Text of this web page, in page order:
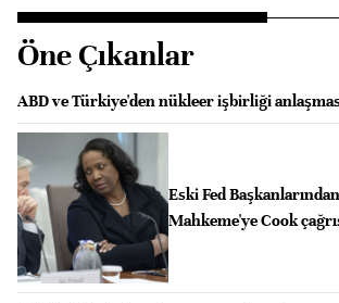
Öne Çıkanlar
ABD ve Türkiye'den nükleer işbirliği
Eski Fed
Mahkeme'ye Cook